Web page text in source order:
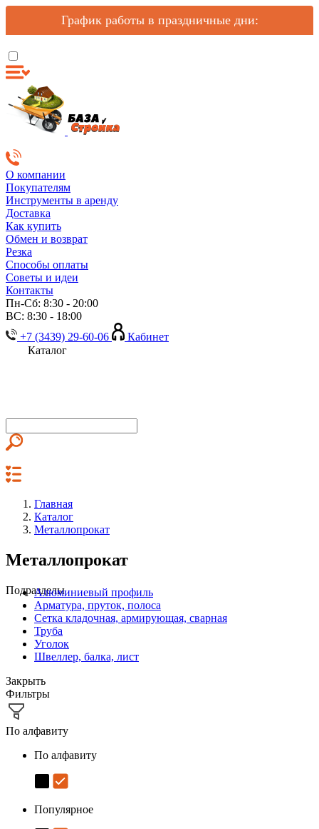
График работы в праздничные дни:
О компании
Покупателям
Инструменты в аренду
Доставка
Как купить
Обмен и возврат
Резка
Способы оплаты
Советы и идеи
Контакты
Пн-Сб: 8:30 - 20:00
ВС: 8:30 - 18:00
+7 (3439) 29-60-06
Кабинет
Каталог
Главная
Каталог
Металлопрокат
Металлопрокат
ПодразделыАлюминиевый профиль
Арматура, пруток, полоса
Сетка кладочная, армирующая, сварная
Труба
Уголок
Швеллер, балка, лист
Закрыть
Фильтры
По алфавиту
По алфавиту
Популярное